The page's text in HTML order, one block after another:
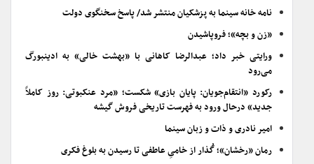
نامه خانه سینما به پزشکیان منتشر شد/ پاسخ سخنگوی دولت
«زن و بچه»؛ فروپاشیدن
ورایتی خبر داد؛ عبدالرضا کاهانی با «بهشت خالی» به ادینبورگ
می‌رود
رکورد «انتقام‌جویان: پایان بازی» شکست؛ «مرد عنکبوتی: روز کاملاً
جدید» درحال ورود به فهرست تاریخی فروش گیشه
امیر نادری و ذات و زبان سینما
رمان «رخشان»؛ گُذار از خامیِ عاطفی تا رسیدن به بلوغ فکری